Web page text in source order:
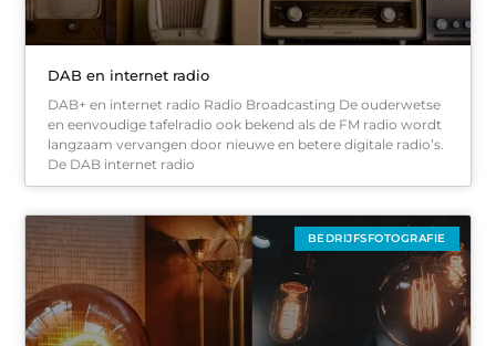
DAB en internet radio
DAB+ en internet radio Radio Broadcasting De ouderwetse
en eenvoudige tafelradio ook bekend als de FM radio wordt
langzaam vervangen door nieuwe en betere digitale radio’s.
De DAB internet radio
BEDRIJFSFOTOGRAFIE